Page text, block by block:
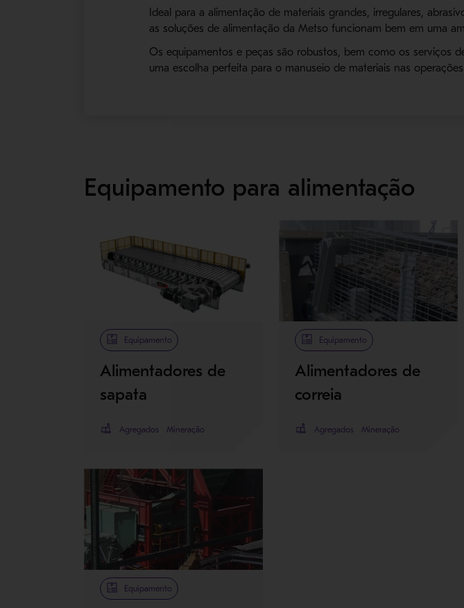
Ideal para a alimentação de materiais grandes, irregulares,
as soluções de alimentação da Metso funcionam bem em uma
Os equipamentos e peças são robustos, bem como os serviços
uma escolha perfeita para o manuseio de materiais nas
Equipamento para alimentação
Equipamento
Alimentadores de
sapata
Agregados Mineração
Equipamento
Alimentadores de
correia
Agregados Mineração
Equipamento